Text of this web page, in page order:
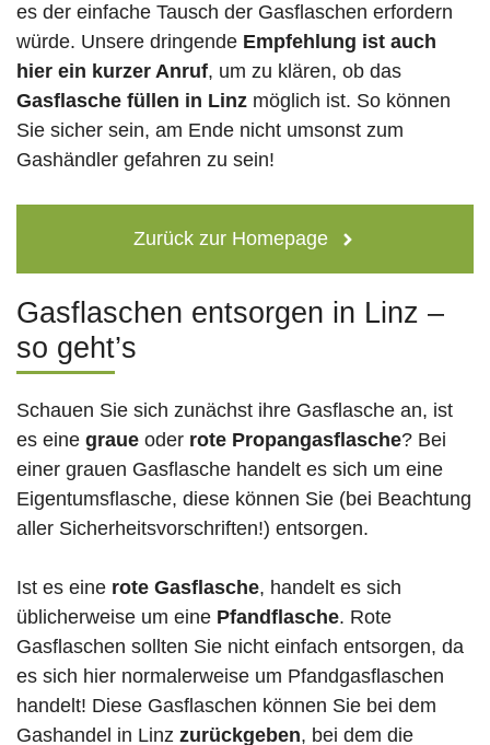
es der einfache Tausch der Gasflaschen erfordern
würde. Unsere dringende Empfehlung ist auch
hier ein kurzer Anruf, um zu klären, ob das
Gasflasche füllen in Linz möglich ist. So können
Sie sicher sein, am Ende nicht umsonst zum
Gashändler gefahren zu sein!
Zurück zur Homepage
Gasflaschen entsorgen in Linz –
so geht’s
Schauen Sie sich zunächst ihre Gasflasche an, ist
es eine graue oder rote Propangasflasche? Bei
einer grauen Gasflasche handelt es sich um eine
Eigentumsflasche, diese können Sie (bei Beachtung
aller Sicherheitsvorschriften!) entsorgen.
Ist es eine rote Gasflasche, handelt es sich
üblicherweise um eine Pfandflasche. Rote
Gasflaschen sollten Sie nicht einfach entsorgen, da
es sich hier normalerweise um Pfandgasflaschen
handelt! Diese Gasflaschen können Sie bei dem
Gashandel in Linz zurückgeben, bei dem die